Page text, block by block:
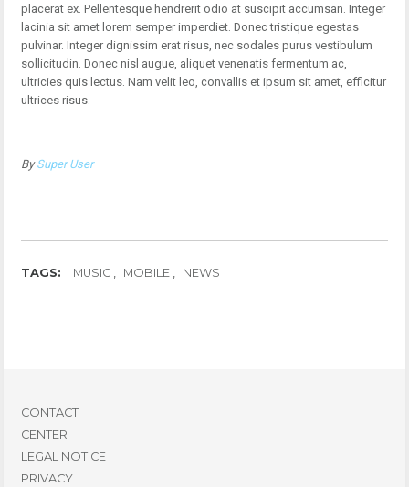
placerat ex. Pellentesque hendrerit odio at suscipit accumsan. Integer
lacinia sit amet lorem semper imperdiet. Donec tristique egestas
pulvinar. Integer dignissim erat risus, nec sodales purus vestibulum
sollicitudin. Donec nisl augue, aliquet venenatis fermentum ac,
ultricies quis lectus. Nam velit leo, convallis et ipsum sit amet, efficitur
ultrices risus.
BySuper User
TAGS: MUSIC MOBILE NEWS
CONTACT
CENTER
LEGAL NOTICE
PRIVACY